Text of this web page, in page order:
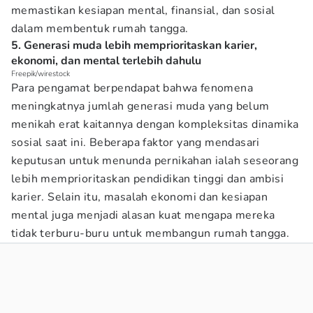
memastikan kesiapan mental, finansial, dan sosial
dalam membentuk rumah tangga.
5. Generasi muda lebih memprioritaskan karier,
ekonomi, dan mental terlebih dahulu
Freepik/wirestock
Para pengamat berpendapat bahwa fenomena
meningkatnya jumlah generasi muda yang belum
menikah erat kaitannya dengan kompleksitas dinamika
sosial saat ini. Beberapa faktor yang mendasari
keputusan untuk menunda pernikahan ialah seseorang
lebih memprioritaskan pendidikan tinggi dan ambisi
karier. Selain itu, masalah ekonomi dan kesiapan
mental juga menjadi alasan kuat mengapa mereka
tidak terburu-buru untuk membangun rumah tangga.